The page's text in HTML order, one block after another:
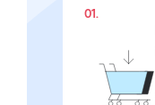
01.